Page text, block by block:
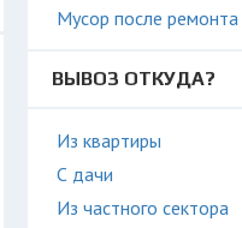
Мусор после ремонта
ВЫВОЗ ОТКУДА?
Из квартиры
С дачи
Из частного сектора